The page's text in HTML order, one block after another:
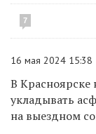
7
16 мая 2024 15:38
В Красноярске
укладывать
на выездном